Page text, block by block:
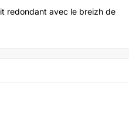
redondant avec le breizh de